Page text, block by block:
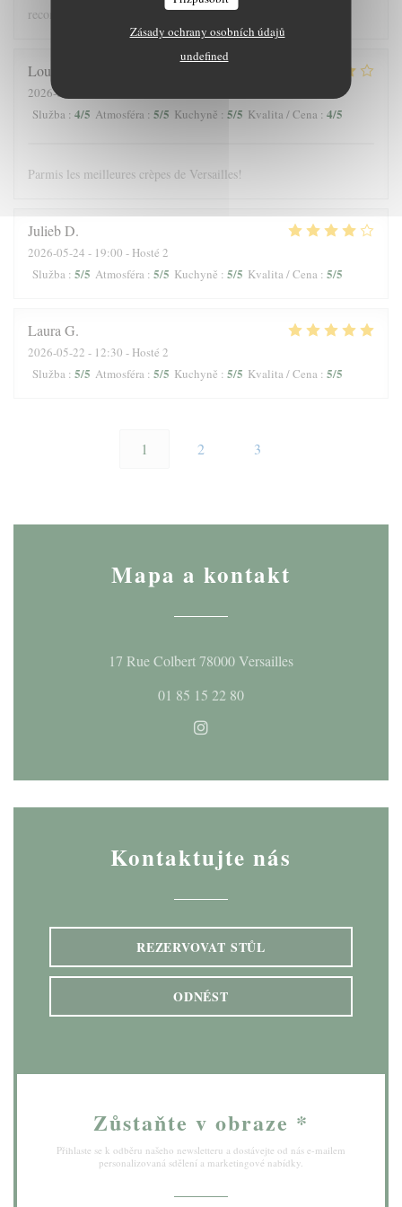
Zásady ochrany osobních údajů
undefined
recommandons !
Louis
2026-05-25
Služba : 4/5 Atmosféra : 5/5 Kuchyně : 5/5 Kvalita / Cena : 4/5
Parmis les meilleures crèpes de Versailles!
JuliebD
2026-05-24 - 19:00 - Hosté 2
Služba : 5/5 Atmosféra : 5/5 Kuchyně : 5/5 Kvalita / Cena : 5/5
Laura G
2026-05-22 - 12:30 - Hosté 2
Služba : 5/5 Atmosféra : 5/5 Kuchyně : 5/5 Kvalita / Cena : 5/5
1 2 3
Mapa a kontakt
17 Rue Colbert 78000 Versailles((otevře se v
01 85 15 22 80
Instagram ((otevře se v
Kontaktujte nás
REZERVOVAT STŮL
ODNÉST
Zůstaňte v obraze *
Přihlaste se k odběru našeho newsletteru a dostávejte od nás e-mailem
personalizovaná sdělení a marketingové nabídky.